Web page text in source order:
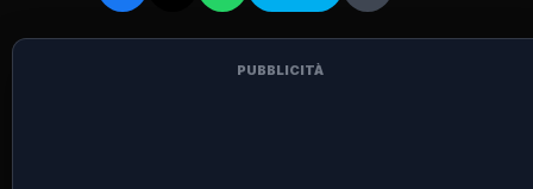
PUBBLICITÀ